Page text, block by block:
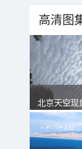
高清图
北京天空现